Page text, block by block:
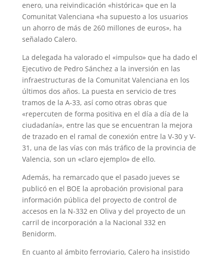
enero, una reivindicación «histórica» que en la
Comunitat Valenciana «ha supuesto a los usuarios
un ahorro de más de 260 millones de euros», ha
señalado Calero.
La delegada ha valorado el «impulso» que ha dado el
Ejecutivo de Pedro Sánchez a la inversión en las
infraestructuras de la Comunitat Valenciana en los
últimos dos años. La puesta en servicio de tres
tramos de la A-33, así como otras obras que
«repercuten de forma positiva en el día a día de la
ciudadanía», entre las que se encuentran la mejora
de trazado en el ramal de conexión entre la V-30 y V-
31, una de las vías con más tráfico de la provincia de
Valencia, son un «claro ejemplo» de ello.
Además, ha remarcado que el pasado jueves se
publicó en el BOE la aprobación provisional para
información pública del proyecto de control de
accesos en la N-332 en Oliva y del proyecto de un
carril de incorporación a la Nacional 332 en
Benidorm.
En cuanto al ámbito ferroviario, Calero ha insistido